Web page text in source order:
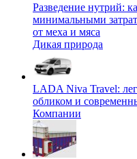
Разведение нутрий:
минимальными
от меха и мяса
Дикая природа
LADA Niva Travel:
обликом и
Компании